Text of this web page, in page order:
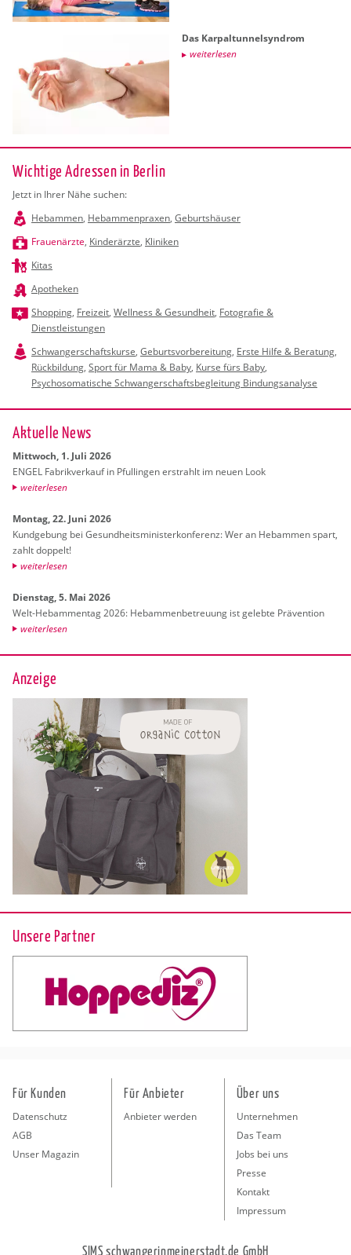
Das Kar­pal­tun­nel­syn­drom
wei­ter­le­sen
Wichtige Adressen in Berlin
Jetzt in Ihrer Nähe suchen:
Hebammen, Hebammenpraxen, Geburtshäuser
Frauenärzte, Kinderärzte, Kliniken
Kitas
Apotheken
Shopping, Freizeit, Wellness & Gesundheit, Fotografie &
Dienstleistungen
Schwangerschaftskurse, Geburtsvorbereitung, Erste Hilfe & Beratung,
Rückbildung, Sport für Mama & Baby, Kurse fürs Baby,
Psychosomatische Schwangerschaftsbegleitung Bindungsanalyse
Ak­tu­el­le News
Mitt­woch, 1. Juli 2026
ENGEL Fa­brik­ver­kauf in Pful­lin­gen er­strahlt im neuen Look
wei­ter­le­sen
Mon­tag, 22. Juni 2026
Kund­ge­bung bei Ge­sund­heits­mi­nis­ter­kon­fe­renz: Wer an Heb­am­men spart,
zahlt dop­pelt!
wei­ter­le­sen
Diens­tag, 5. Mai 2026
Welt-Heb­am­men­tag 2026: Heb­am­men­be­treu­ung ist ge­leb­te Prä­ven­ti­on
wei­ter­le­sen
Anzeige
Unsere Partner
Für Kunden
Datenschutz
AGB
Unser Magazin
Für Anbieter
Anbieter werden
Über uns
Unternehmen
Das Team
Jobs bei uns
Presse
Kontakt
Impressum
SIMS schwangerinmeinerstadt.de GmbH